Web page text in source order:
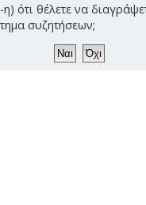
η) ότι θέλετε να
συζητήσεων;